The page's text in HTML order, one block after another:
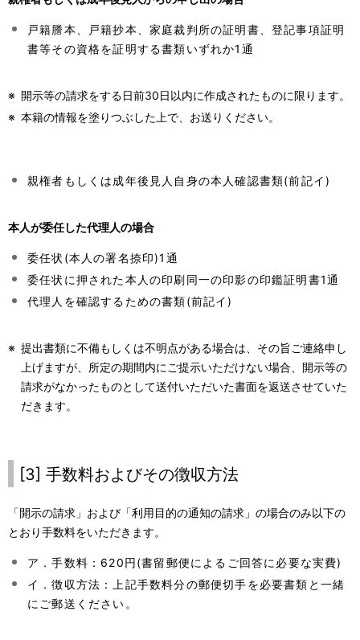
戸籍謄本、戸籍抄本、家庭裁判所の証明書、登記事項証明
書等その資格を証明する書類いずれか1通
※ 開示等の請求をする日前30日以内に作成されたものに限ります。
※ 本籍の情報を塗りつぶした上で、お送りください。
親権者もしくは成年後見人自身の本人確認書類(前記イ)
本人が委任した代理人の場合
委任状(本人の署名捺印)1通
委任状に押された本人の印刷同一の印影の印鑑証明書1通
代理人を確認するための書類(前記イ)
※ 提出書類に不備もしくは不明点がある場合は、その旨ご連絡申し
上げますが、所定の期間内にご提示いただけない場合、開示等の
請求がなかったものとして送付いただいた書面を返送させていた
だきます。
[3] 手数料およびその徴収方法
「開示の請求」および「利用目的の通知の請求」の場合のみ以下の
とおり手数料をいただきます。
ア．手数料：620円(書留郵便によるご回答に必要な実費)
イ．徴収方法：上記手数料分の郵便切手を必要書類と一緒
にご郵送ください。